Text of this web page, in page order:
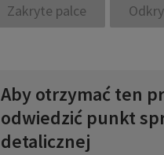
Zakryte palce
Aby otrzymać ten
odwiedzić punkt
detalicznej